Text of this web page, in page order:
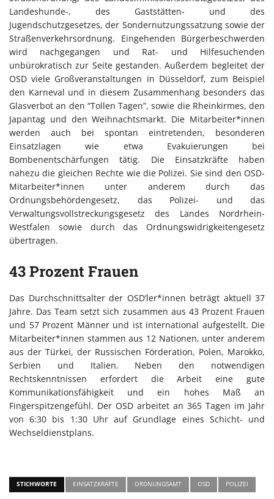
Landeshunde-, des Gaststätten- und des
Jugendschutzgesetzes, der Sondernutzungssatzung sowie der
Straßenverkehrsordnung. Eingehenden Bürgerbeschwerden
wird nachgegangen und Rat- und Hilfesuchenden
unbürokratisch zur Seite gestanden. Außerdem begleitet der
OSD viele Großveranstaltungen in Düsseldorf, zum Beispiel
den Karneval und in diesem Zusammenhang besonders das
Glasverbot an den “Tollen Tagen”, sowie die Rheinkirmes, den
Japantag und den Weihnachtsmarkt. Die Mitarbeiter*innen
werden auch bei spontan eintretenden, besonderen
Einsatzlagen wie etwa Evakuierungen bei
Bombenentschärfungen tätig. Die Einsatzkräfte haben
nahezu die gleichen Rechte wie die Polizei. Sie sind den OSD-
Mitarbeiter*innen unter anderem durch das
Ordnungsbehördengesetz, das Polizei- und das
Verwaltungsvollstreckungsgesetz des Landes Nordrhein-
Westfalen sowie durch das Ordnungswidrigkeitengesetz
übertragen.
43 Prozent Frauen
Das Durchschnittsalter der OSD’ler*innen beträgt aktuell 37
Jahre. Das Team setzt sich zusammen aus 43 Prozent Frauen
und 57 Prozent Männer und ist international aufgestellt. Die
Mitarbeiter*innen stammen aus 12 Nationen, unter anderem
aus der Türkei, der Russischen Förderation, Polen, Marokko,
Serbien und Italien. Neben den notwendigen
Rechtskenntnissen erfordert die Arbeit eine gute
Kommunikationsfähigkeit und ein hohes Maß an
Fingerspitzengefühl. Der OSD arbeitet an 365 Tagen im Jahr
von 6:30 bis 1:30 Uhr auf Grundlage eines Schicht- und
Wechseldienstplans.
STICHWORTE EINSATZKRÄFTE ORDNUNGSAMT OSD POLIZEI